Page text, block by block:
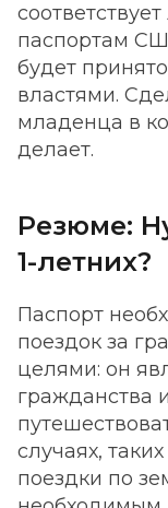
паспортам
будет
властями.
младенца в
делает.
Резюме:
1-летних?
Паспорт
поездок за
целями: он
гражданства
случаях,
поездки по